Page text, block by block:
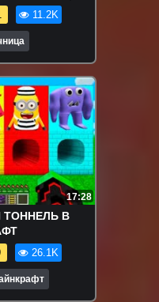
11.2K
17:28
ТОННЕЛЬ В
26.1K